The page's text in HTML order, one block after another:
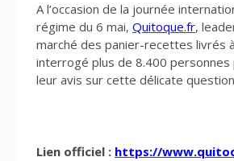
A l’occasion de la journée
régime du 6 mai, Quitoque.fr,
marché des panier-recettes livrés
interrogé plus de 8.400 personnes
leur avis sur cette délicate question
Lien officiel : https://